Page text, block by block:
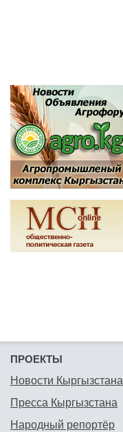
ПРОЕКТЫ
Новости Кыргызстана
Пресса Кыргызстана
Народный репортёр